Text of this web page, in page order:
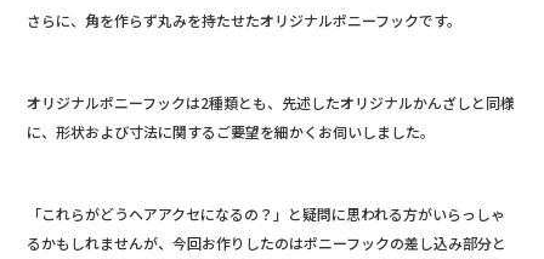
さらに、角を作らず丸みを持たせたオリジナルポニーフックです。
オリジナルポニーフックは2種類とも、先述したオリジナルかんざしと同様
に、形状および寸法に関するご要望を細かくお伺いしました。
「これらがどうヘアアクセになるの？」と疑問に思われる方がいらっしゃ
るかもしれませんが、今回お作りしたのはポニーフックの差し込み部分と